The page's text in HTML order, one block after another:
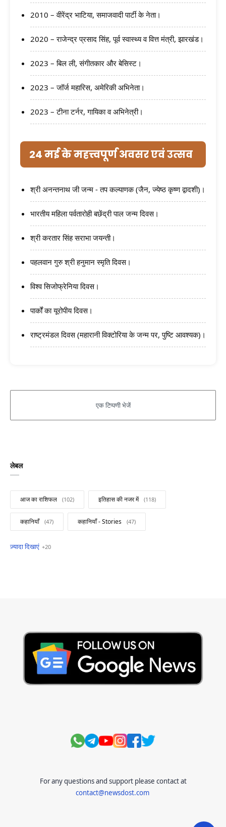
2010 – वीरेंद्र भाटिया, समाजवादी पार्टी के नेता।
2020 – राजेन्द्र प्रसाद सिंह, पूर्व स्वास्थ्य व वित्त मंत्री, झारखंड।
2023 – बिल ली, संगीतकार और बेसिस्ट।
2023 – जॉर्ज महारिस, अमेरिकी अभिनेता।
2023 – टीना टर्नर, गायिका व अभिनेत्री।
24 मई के महत्त्वपूर्ण अवसर एवं उत्सव
श्री अनन्तनाथ जी जन्म - तप कल्याणक (जैन, ज्येष्ठ कृष्ण द्वादशी)।
भारतीय महिला पर्वतारोही बछेंद्री पाल जन्म दिवस।
श्री करतार सिंह सराभा जयन्ती।
पहलवान गुरु श्री हनुमान स्मृति दिवस।
विश्व सिजोफ्रेनिया दिवस।
पार्कों का यूरोपीय दिवस।
राष्ट्रमंडल दिवस (महारानी विक्टोरिया के जन्म पर, पुष्टि आवश्यक)।
लेबल
आज का राशिफल इतिहास की नजर में
कहानियाँ कहानियाँ - Stories
खबरें फटाफट
Hindi Stories International
Jobs and Education Lifestyle
Monthly Current Affairs National
For any questions and support please contact at
contact@newsdost.com